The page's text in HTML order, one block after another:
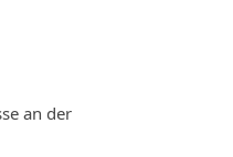
an der